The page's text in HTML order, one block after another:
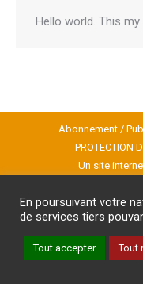
Hello world. This
Abonnement/
PROTECTION
Un site
En poursuivant votre
de services tiers
Tout accepter Tout